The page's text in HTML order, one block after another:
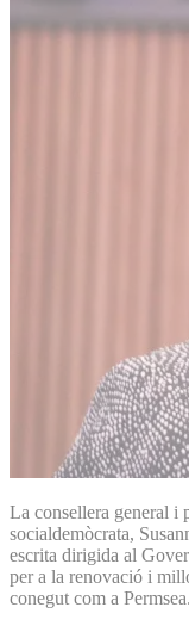
La consellera general i
socialdemòcrata,
escrita dirigida al
per a la renovació i
conegut com a Permsea.